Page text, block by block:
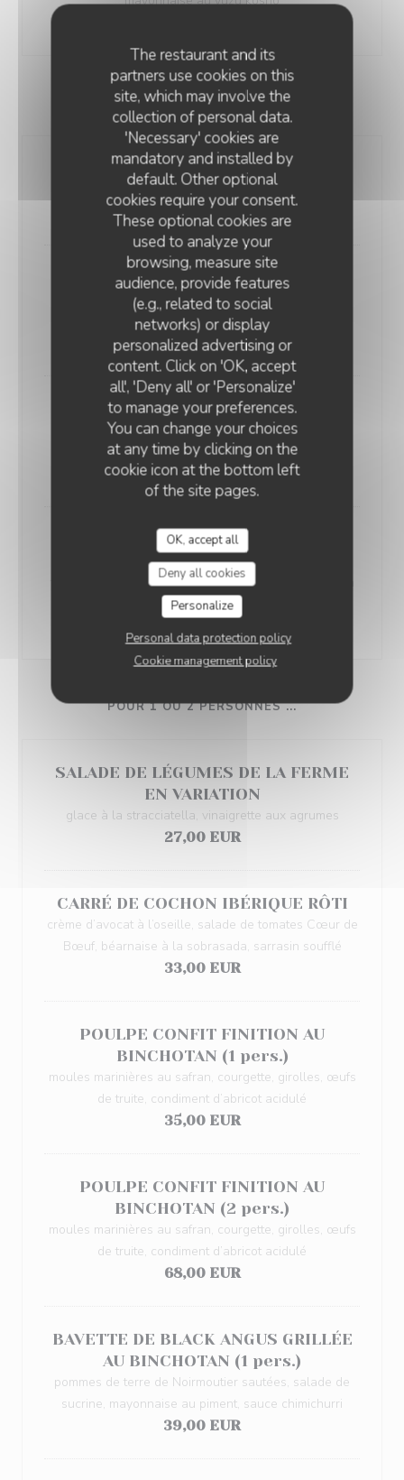
The restaurant and its
partners use cookies on this
site, which may involve the
collection of personal data.
'Necessary' cookies are
mandatory and installed by
default. Other optional
cookies require your consent.
These optional cookies are
used to analyze your
browsing, measure site
audience, provide features
(e.g., related to social
networks) or display
personalized advertising or
content. Click on 'OK, accept
all', 'Deny all' or 'Personalize'
to manage your preferences.
You can change your choices
at any time by clicking on the
cookie icon at the bottom left
of the site pages.
OK, accept all
Deny all cookies
Personalize
Personal data protection policy
Cookie management policy
ENTRÉES
SEICHE & FENOUIL MARINÉS
gelée de dashi fumé, Vinaigre de fraise, shiso vert
16,00 EUR
CAPELLINI FROIDS
granité de gaspacho, dashi à la citronnelle, kimchi
maison de légumes d’été, groseilles.
16,00 EUR
WARAYAKI DE VEAU ROSÉ, FAÇON
VITELLO TONNATO
purée de poivron brûlé, sauce vierge, coriandre
17,00 EUR
HOMARD BRETON GRILLÉ AU
BINCHŌTAN
tempura de fleur de courgette, jus corsé de homard à
la citronnelle
POUR 1 OU 2 PERSONNES ...
SALADE DE LÉGUMES DE LA FERME
EN VARIATION
glace à la stracciatella, vinaigrette aux agrumes
27,00 EUR
CARRÉ DE COCHON IBÉRIQUE RÔTI
crème d’avocat à l’oseille, salade de tomates Cœur de
Bœuf, béarnaise à la sobrasada, sarrasin soufflé
33,00 EUR
POULPE CONFIT FINITION AU
BINCHOTAN (1 pers.)
moules marinières au safran, courgette, girolles, œufs
de truite, condiment d’abricot acidulé
35,00 EUR
POULPE CONFIT FINITION AU
BINCHOTAN (2 pers.)
moules marinières au safran, courgette, girolles, œufs
de truite, condiment d’abricot acidulé
68,00 EUR
BAVETTE DE BLACK ANGUS GRILLÉE
AU BINCHOTAN (1 pers.)
pommes de terre de Noirmoutier sautées, salade de
sucrine, mayonnaise au piment, sauce chimichurri
39,00 EUR